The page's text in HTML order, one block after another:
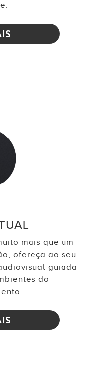
mais que um
ofereça ao seu
guiada
do